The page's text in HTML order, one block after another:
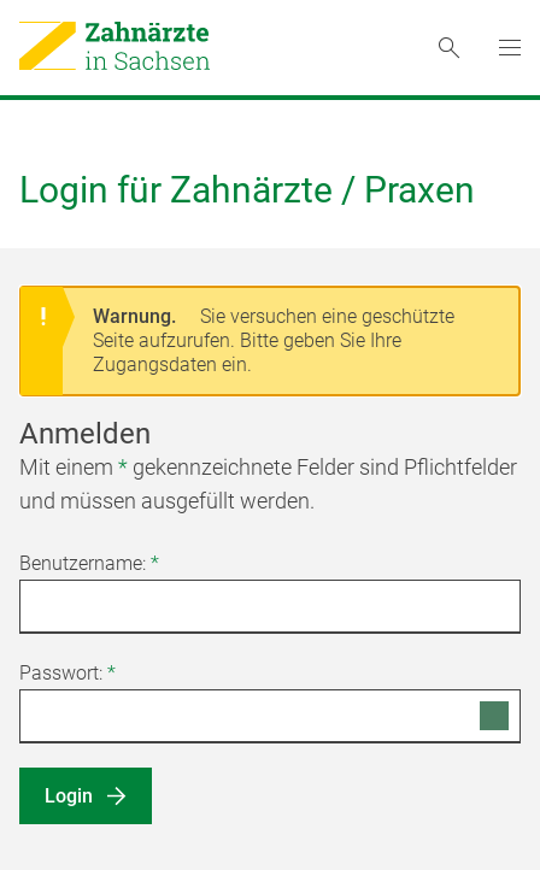
Login für Zahnärzte / Praxen
Warnung.
Sie versuchen eine geschützte
Seite aufzurufen. Bitte geben Sie Ihre
Zugangsdaten ein.
Anmelden
Mit einem * gekennzeichnete Felder sind Pflichtfelder
und müssen ausgefüllt werden.
Benutzername: *
Passwort: *
Login